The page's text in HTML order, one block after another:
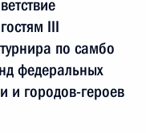
III
по самбо
федеральных
и городов-героев